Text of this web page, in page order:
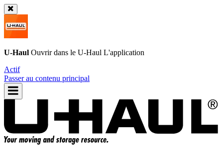
U-Haul Ouvrir dans le U-Haul L'application
Actif
Passer au contenu principal